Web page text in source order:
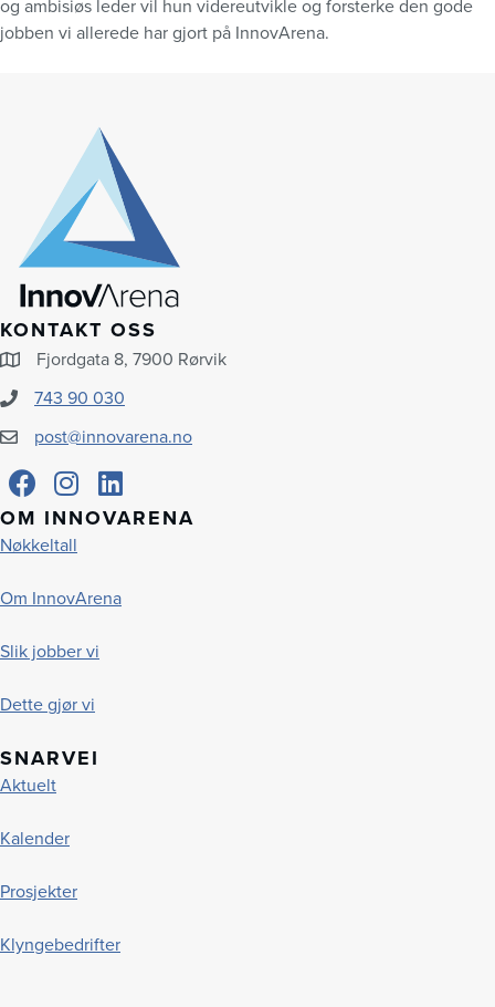
og ambisiøs leder vil hun videreutvikle og forsterke den gode
jobben vi allerede har gjort på InnovArena.
KONTAKT OSS
Fjordgata 8, 7900 Rørvik
743 90 030
post@innovarena.no
OM INNOVARENA
Nøkkeltall
Om InnovArena
Slik jobber vi
Dette gjør vi
SNARVEI
Aktuelt
Kalender
Prosjekter
Klyngebedrifter